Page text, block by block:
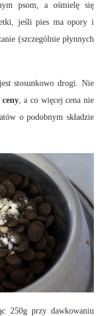
psom, a ośmielę się
jeśli pies ma opory i
(szczególnie płynnych
stosunkowo drogi. Nie
, a co więcej cena nie
o podobnym składzie
250g przy dawkowaniu